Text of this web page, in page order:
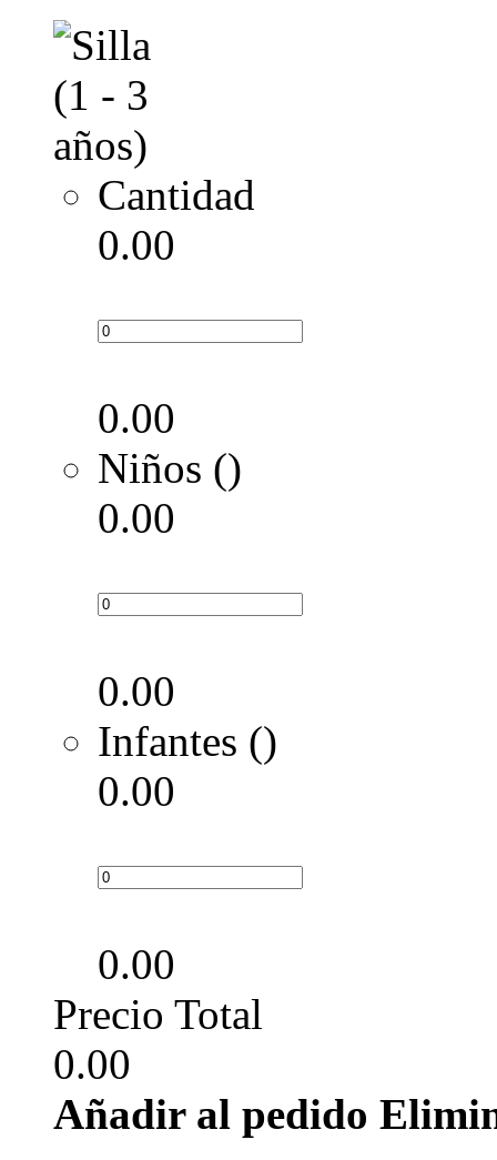
Cantidad
0.00
0.00
Niños ()
0.00
0.00
Infantes ()
0.00
0.00
Precio Total
0.00
Añadir al pedido